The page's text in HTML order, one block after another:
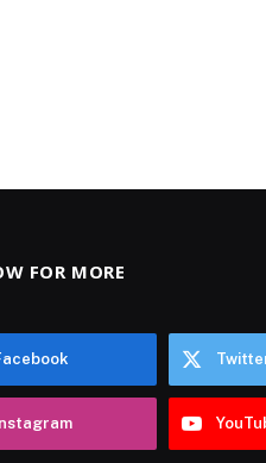
FOR MORE
Instagram